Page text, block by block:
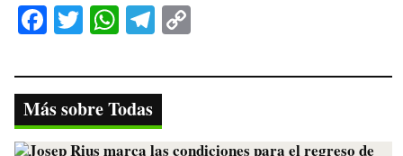
Fa
bo
ok
T
tte
r
W
ts
A
pp
Te
gr
a
m
y
nk
Más sobre Todas